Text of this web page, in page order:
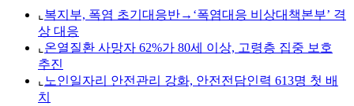
⌞ 복지부, 폭염 초기대응반→‘폭염대응 비상대책본부’ 격
상 대응
⌞ 온열질환 사망자 62%가 80세 이상, 고령층 집중 보호
추진
⌞ 노인일자리 안전관리 강화, 안전전담인력 613명 첫 배
치